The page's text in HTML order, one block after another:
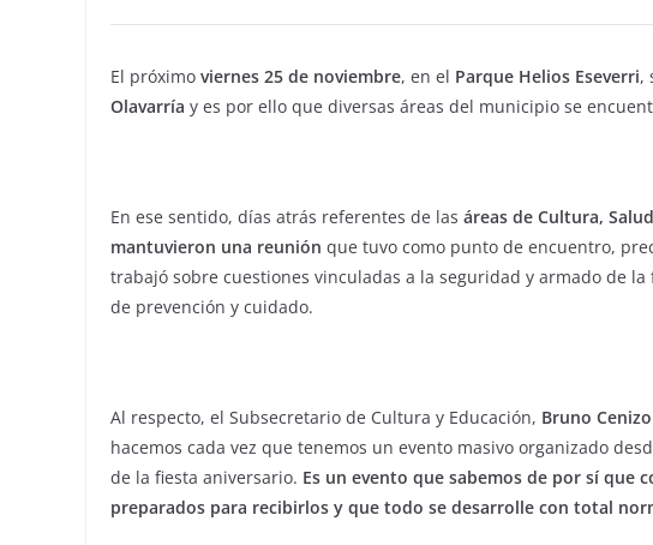
El próximo viernes 25 de noviembre, en el Parque Helios Eseverri,
Olavarría y es por ello que diversas áreas del municipio se
En ese sentido, días atrás referentes de las áreas de Cultura,
mantuvieron una reunión que tuvo como punto de encuentro,
trabajó sobre cuestiones vinculadas a la seguridad y armado de
de prevención y cuidado.
Al respecto, el Subsecretario de Cultura y Educación, Bruno Cenizo
hacemos cada vez que tenemos un evento masivo organizado
de la fiesta aniversario. Es un evento que sabemos de por sí que
preparados para recibirlos y que todo se desarrolle con total